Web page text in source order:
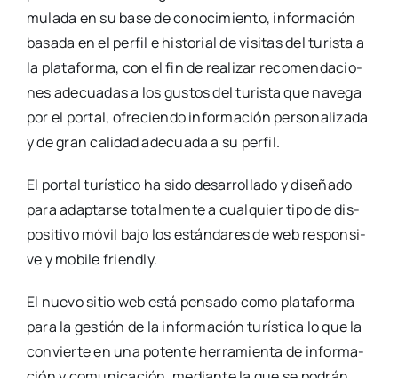
mu­la­da en su base de cono­ci­mien­to, infor­ma­ción
basa­da en el per­fil e his­to­rial de visi­tas del turis­ta a
la pla­ta­for­ma, con el fin de rea­li­zar reco­men­da­cio­
nes ade­cua­das a los gus­tos del turis­ta que nave­ga
por el por­tal, ofre­cien­do infor­ma­ción per­so­na­li­za­da
y de gran cali­dad ade­cua­da a su per­fil.
El por­tal turís­ti­co ha sido desa­rro­lla­do y dise­ña­do
para adap­tar­se total­men­te a cual­quier tipo de dis­
po­si­ti­vo móvil bajo los están­da­res de web res­pon­si­
ve y mobi­le friendly.
El nue­vo sitio web está pen­sa­do como pla­ta­for­ma
para la ges­tión de la infor­ma­ción turís­ti­ca lo que la
con­vier­te en una poten­te herra­mien­ta de infor­ma­